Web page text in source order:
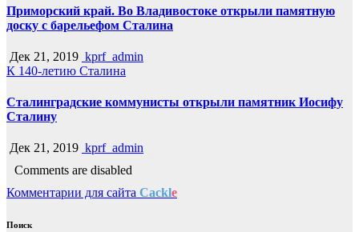
Приморский край. Во Владивостоке открыли памятную
доску с барельефом Сталина
Дек 21, 2019 kprf_admin
К 140-летию Сталина
Сталинградские коммунисты открыли памятник Иосифу
Сталину
Дек 21, 2019 kprf_admin
Comments are disabled
Комментарии для сайта Cackle
Поиск